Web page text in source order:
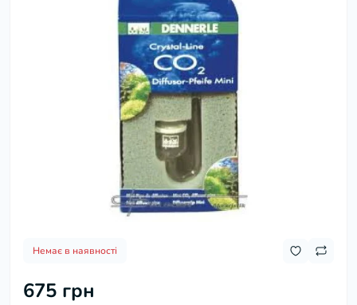
Немає в наявності
675 грн